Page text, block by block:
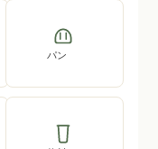
パン